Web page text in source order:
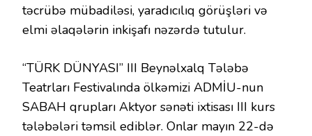
təcrübə mübadiləsi, yaradıcılıq görüşləri və
elmi əlaqələrin inkişafı nəzərdə tutulur.
“TÜRK DÜNYASI” III Beynəlxalq Tələbə
Teatrları Festivalında ölkəmizi ADMİU-nun
SABAH qrupları Aktyor sənəti ixtisası III kurs
tələbələri təmsil ediblər. Onlar mayın 22-də